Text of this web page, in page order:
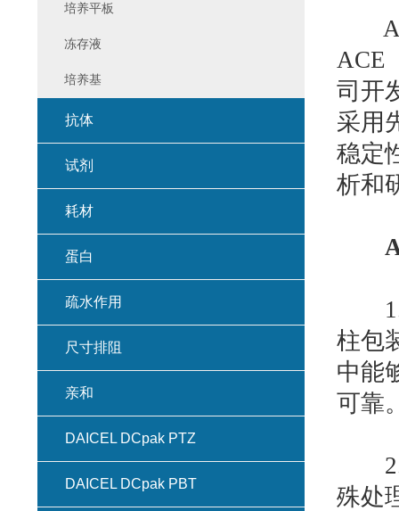
ACE
司开
采用
稳定
析和
1.
柱包
中能
可靠
2.
殊处
培养平板
冻存液
培养基
抗体
试剂
耗材
蛋白
疏水作用
尺寸排阻
亲和
DAICEL DCpak PTZ
DAICEL DCpak PBT